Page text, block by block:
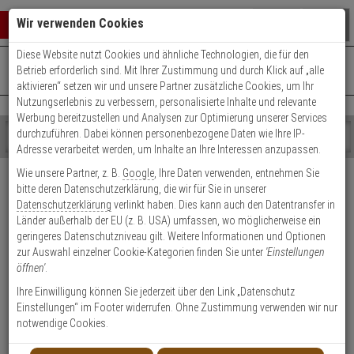
Warenkorb schließen
0 ARTIKEL IM WARENKORB
Ihr Warenkorb ist momentan leer.
Ergebnisse ()
Fertig
Shop
durchsuchen
geben
Sie
mindestens
Zeichen
ein,
um
Suche
wurde
noch
Kategorien
Suche
gestartet
+49 (0)821 899 493-0Mo. - Do.: 8:00 - 16:30 | Fr.: 8:00 - 14:00 Uhr
Kontaktservice nutzen
Versand & Lieferung
Bitte wählen Sie Ihr Lieferland.
Welche Lieferoptionen kann ich nach der Bestellung
auswählen?
Wir verwenden Cookies
Diese Website nutzt Cookies und ähnliche Technologien, die für den
Betrieb erforderlich sind. Mit Ihrer Zustimmung und durch Klick auf „alle
aktivieren“ setzen wir und unsere Partner zusätzliche Cookies, um Ihr
Nutzungserlebnis zu verbessern, personalisierte Inhalte und relevante
Werbung bereitzustellen und Analysen zur Optimierung unserer Services
durchzuführen. Dabei können personenbezogene Daten wie Ihre IP-
Adresse verarbeitet werden, um Inhalte an Ihre Interessen anzupassen.
Wie unsere Partner, z. B. Google , Ihre Daten verwenden, entnehmen Sie
bitte deren Datenschutzerklärung, die wir für Sie in unserer
Datenschutzerklärung verlinkt haben. Dies kann auch den Datentransfer in
Länder außerhalb der EU (z. B. USA) umfassen, wo möglicherweise ein
geringeres Datenschutzniveau gilt. Weitere Informationen und Optionen
zur Auswahl einzelner Cookie-Kategorien finden Sie unter 'Einstellungen
öffnen'.
Ihre Einwilligung können Sie jederzeit über den Link „Datenschutz
Einstellungen“ im Footer widerrufen. Ohne Zustimmung verwenden wir nur
notwendige Cookies.